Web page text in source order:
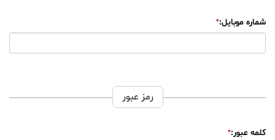
شماره موبایل:
رمز عبور
کلمه عبور: